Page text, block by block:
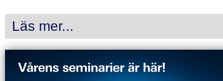
Läs mer...